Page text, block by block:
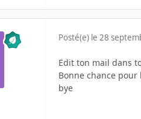
Posté(e) le 28
Edit ton mail dans
Bonne chance pour
bye